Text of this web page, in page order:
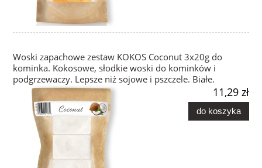
Woski zapachowe zestaw KOKOS Coconut 3x20g do
kominka. Kokosowe, słodkie woski do kominków i
podgrzewaczy. Lepsze niż sojowe i pszczele. Białe.
11,29 zł
do koszyka